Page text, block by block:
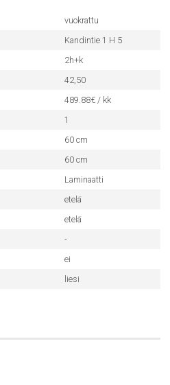
vuokrattu
Kandintie 1 H 5
2h+k
42,50
489.88€ / kk
1
60 cm
60 cm
Laminaatti
etelä
etelä
-
ei
liesi